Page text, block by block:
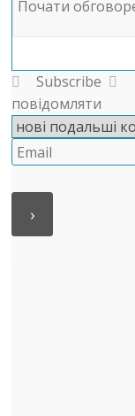
Subscribe
повідомляти